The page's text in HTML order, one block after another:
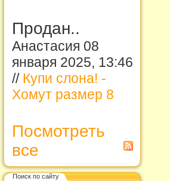
Продан..
Анастасия 08
января 2025, 13:46
// Купи слона! -
Хомут размер 8
Посмотреть
все
Поиск по сайту